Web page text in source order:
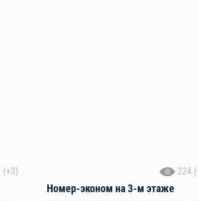
(+3)
224
Номер-эконом на 3-м этаже